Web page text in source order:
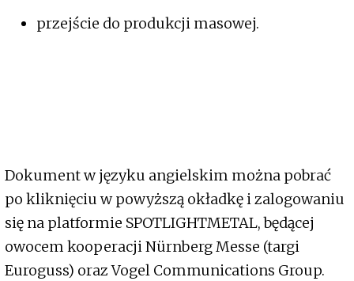
przejście do produkcji masowej.
Dokument w języku angielskim można pobrać
po kliknięciu w powyższą okładkę i zalogowaniu
się na platformie SPOTLIGHTMETAL, będącej
owocem kooperacji Nürnberg Messe (targi
Euroguss) oraz Vogel Communications Group.